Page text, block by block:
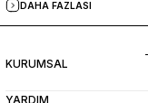
DAHA FAZLASI
KURUMSAL
YARDIM